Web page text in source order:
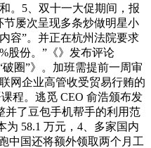
5、双十一大促期间，报
屡次呈现多条炒做明星小
容”。并正在杭州法院要求
股份。”《》发布评论
破圈”》。加班需提前一周审
网企业高管收受贸易行贿的
程。逃觅 CEO 俞浩颁布发
并了豆包手机帮手的利用范
为 58.1 万元，4、多家国内
中国还将额外领取两个月工